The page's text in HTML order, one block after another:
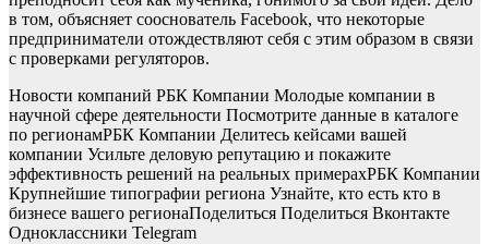
в том, объясняет сооснователь Facebook, что некоторые
предприниматели отождествляют себя с этим образом в связи
с проверками регуляторов.
Новости компаний РБК Компании Молодые компании в
научной сфере деятельности Посмотрите данные в каталоге
по регионамРБК Компании Делитесь кейсами вашей
компании Усильте деловую репутацию и покажите
эффективность решений на реальных примерахРБК Компании
Крупнейшие типографии региона Узнайте, кто есть кто в
бизнесе вашего регионаПоделиться Поделиться Вконтакте
Одноклассники Telegram